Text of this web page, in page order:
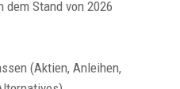
Stand von 2026
(Aktien, Anleihen,